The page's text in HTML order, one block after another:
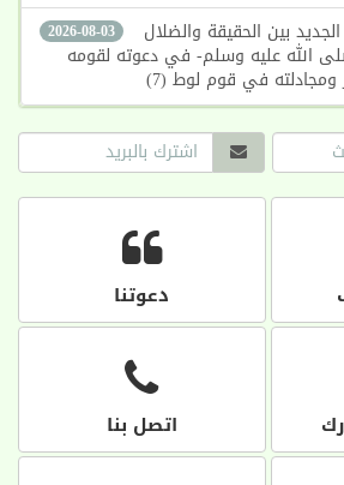
2026-08-03 بين الحقيقة والضلال
-صلى الله عليه وسلم- في دعوته لقومه
ومجادلته في قوم لوط (7)
دعوتنا
اتصل بنا